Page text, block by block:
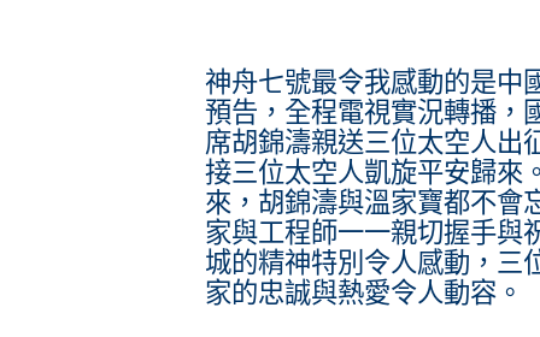
神舟七號最令我感動的是中
預告，全程電視實況轉播，
席胡錦濤親送三位太空人出
接三位太空人凱旋平安歸來
來，胡錦濤與溫家寶都不會
家與工程師一一親切握手與
城的精神特別令人感動，三
家的忠誠與熱愛令人動容。